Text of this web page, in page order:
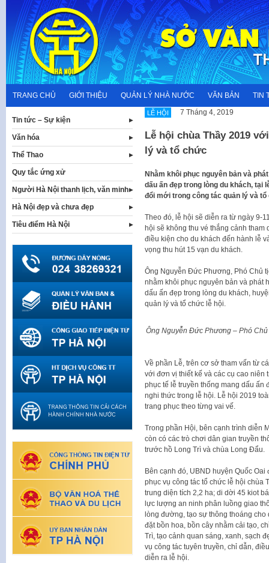
content
TRANG CHỦ GIỚI THIỆU QUẢN LÝ NHÀ NƯỚC VĂN BẢN TIN
LỄ HỘI 7 Tháng 4, 2019
Lễ hội chùa Thầy 2019
lý và tổ chức
Nhằm khôi phục nguyên bản và
dấu ấn đẹp trong lòng du khách, tại
đổi mới trong công tác quản lý và tổ
Theo đó, lễ hội sẽ diễn ra từ ngày 9-
hội sẽ không thu vé thắng cảnh tham
điều kiện cho du khách đến hành lễ
vọng thu hút 15 vạn du khách.
Ông Nguyễn Đức Phương, Phó Chủ
nhằm khôi phục nguyên bản và phát
dấu ấn đẹp trong lòng du khách,
quản lý và tổ chức lễ hội.
Ông Nguyễn Đức Phương – Phó
Về phần Lễ, trên cơ sở tham vấn từ
với đơn vị thiết kế và các cụ cao niên
phục tế lễ truyền thống mang dấu ấn
nghi thức trong lễ hội. Lễ hội 2019
trang phục theo từng vai vế.
Trong phần Hội, bên cạnh trình diễn
còn có các trò chơi dân gian truyền
trước hồ Long Trì và chùa Long Đẩu.
Bên cạnh đó, UBND huyện Quốc
phục vụ công tác tổ chức lễ hội chùa
trung diện tích 2,2 ha; di dời 45 kiot
lực lượng an ninh phân luồng giao
lòng đường, tạo sự thông thoáng
đặt bồn hoa, bồn cây nhằm cải tạo,
Trì, tạo cảnh quan sáng, xanh, sạch
vụ công tác tuyên truyền, chỉ dẫn,
diễn ra lễ hội.
Tin tức – Sự kiện
Văn hóa
Thể Thao
Quy tắc ứng xử
Người Hà Nội thanh lịch, văn minh
Hà Nội đẹp và chưa đẹp
Tiêu điểm Hà Nội